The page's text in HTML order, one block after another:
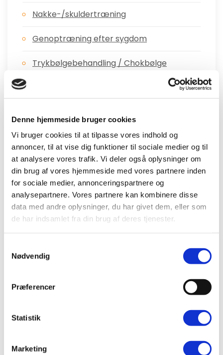
Denne hjemmeside bruger cookies
Vi bruger cookies til at tilpasse vores indhold og
annoncer, til at vise dig funktioner til sociale medier og til
at analysere vores trafik. Vi deler også oplysninger om
din brug af vores hjemmeside med vores partnere inden
for sociale medier, annonceringspartnere og
analysepartnere. Vores partnere kan kombinere disse
data med andre oplysninger, du har givet dem, eller som
de har indsamlet fra din brug af deres tjenester.
Nødvendig
Præferencer
Statistik
Marketing
Nakke-/skuldertræning
Genoptræning efter sygdom
Trykbølgebehandling / Chokbølge
Inden jeg startede på studiet, har jeg været
selvstændig massør i små 7år.
Jeg elsker at bevæge mig, såvel ved lange
vandreture i skøn natur, som cykling, løb, yoga, lidt
styrketræning og hvad jeg ellers kan finde på.
Sundhed på alle måder et vigtigt for mig og det
træne på sin dagsform. Jeg mener ikke det
nytter
batterierne er halv flade fordi man ikke har fået nok
ordentligt. Derfor er det
at kunne hjælpe med det
mestbasale, så som at lave let træning